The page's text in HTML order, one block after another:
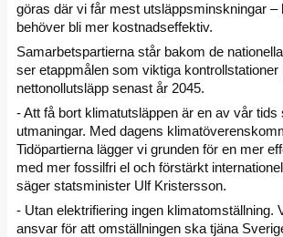
göras där vi får mest utsläppsminskningar –
behöver bli mer kostnadseffektiv.
Samarbetspartierna står bakom de
ser etappmålen som viktiga kontrollstationer
nettonollutsläpp senast år 2045.
- Att få bort klimatutsläppen är en av vår tids
utmaningar. Med dagens
Tidöpartierna lägger vi grunden för en mer
med mer fossilfri el och förstärkt
säger statsminister Ulf Kristersson.
- Utan elektrifiering ingen klimatomställning.
ansvar för att omställningen ska tjäna